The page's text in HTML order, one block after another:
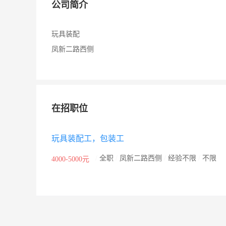
公司简介
玩具装配
凤新二路西侧
在招职位
玩具装配工，包装工
4000-5000元 全职 凤新二路西侧 经验不限 不限